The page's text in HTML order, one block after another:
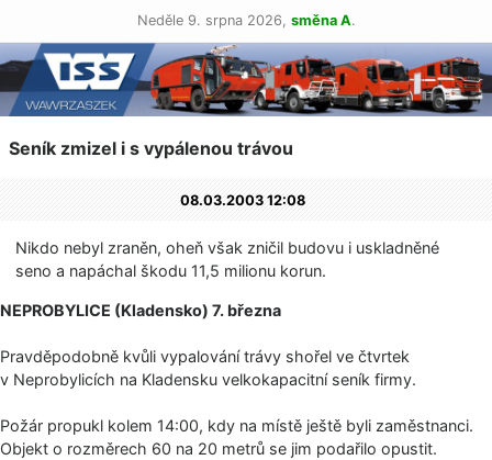
Neděle 9. srpna 2026, směna A.
Seník zmizel i s vypálenou trávou
08.03.2003 12:08
Nikdo nebyl zraněn, oheň však zničil budovu i uskladněné
seno a napáchal škodu 11,5 milionu korun.
NEPROBYLICE (Kladensko) 7. března
Pravděpodobně kvůli vypalování trávy shořel ve čtvrtek
v Neprobylicích na Kladensku velkokapacitní seník firmy.
Požár propukl kolem 14:00, kdy na místě ještě byli zaměstnanci.
Objekt o rozměrech 60 na 20 metrů se jim podařilo opustit.